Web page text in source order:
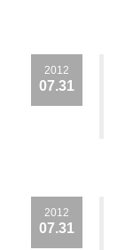
2012
07.31
2012
07.31